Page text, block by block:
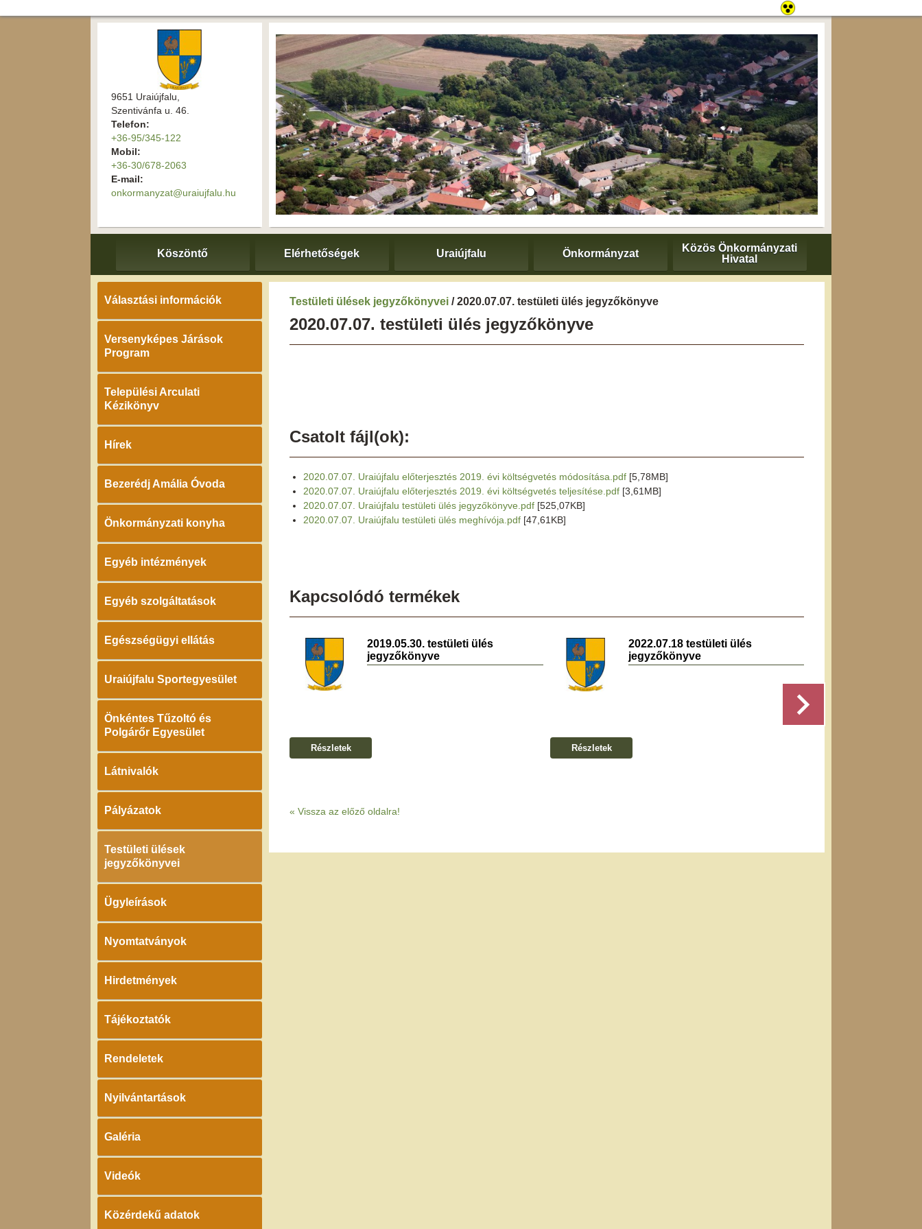
9651 Uraiújfalu,
Szentivánfa u. 46.
Telefon:
+36-95/345-122
Mobil:
+36-30/678-2063
E-mail:
onkormanyzat@uraiujfalu.hu
Köszöntő Elérhetőségek Uraiújfalu Önkormányzat
Közös Önkormányzati
Hivatal
Választási információk
Versenyképes Járások
Program
Települési Arculati
Kézikönyv
Hírek
Bezerédj Amália Óvoda
Önkormányzati konyha
Egyéb intézmények
Egyéb szolgáltatások
Egészségügyi ellátás
Uraiújfalu Sportegyesület
Önkéntes Tűzoltó és
Polgárőr Egyesület
Látnivalók
Pályázatok
Testületi ülések
jegyzőkönyvei
Ügyleírások
Nyomtatványok
Hirdetmények
Tájékoztatók
Rendeletek
Nyilvántartások
Galéria
Videók
Közérdekű adatok
Testületi ülések jegyzőkönyvei / 2020.07.07. testületi ülés jegyzőkönyve
2020.07.07. testületi ülés jegyzőkönyve
Csatolt fájl(ok):
2020.07.07. Uraiújfalu előterjesztés 2019. évi költségvetés módosítása.pdf [5,78MB]
2020.07.07. Uraiújfalu előterjesztés 2019. évi költségvetés teljesítése.pdf [3,61MB]
2020.07.07. Uraiújfalu testületi ülés jegyzőkönyve.pdf [525,07KB]
2020.07.07. Uraiújfalu testületi ülés meghívója.pdf [47,61KB]
Kapcsolódó termékek
2019.05.30. testületi ülés
jegyzőkönyve
Részletek
2022.07.18 testületi ülés
jegyzőkönyve
Részletek
« Vissza az előző oldalra!